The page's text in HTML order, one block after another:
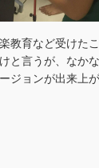
教育など受けた
と言うが、なか
ジョンが出来上が